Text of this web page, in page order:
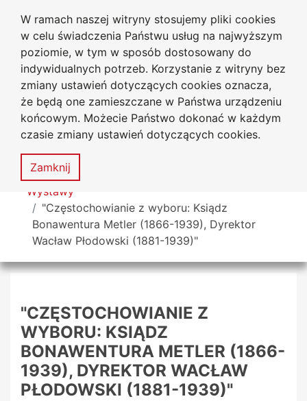
W ramach naszej witryny stosujemy pliki cookies
w celu świadczenia Państwu usług na najwyższym
poziomie, w tym w sposób dostosowany do
indywidualnych potrzeb. Korzystanie z witryny bez
zmiany ustawień dotyczących cookies oznacza,
że będą one zamieszczane w Państwa urządzeniu
końcowym. Możecie Państwo dokonać w każdym
czasie zmiany ustawień dotyczących cookies.
Zamknij
Przejdź do głównego menu
Przejdź do treści
Przejdź do wyszukiwarki
Przejdź do mapy serwisu
Biblioteka Uniwersytecka
Uniwersytetu Jana Długosza
w Częstochowie
Deklaracja
dostępności
Mapa
serwisu
MENU
Tutaj jesteś
Wystawy
"Częstochowianie z wyboru: Ksiądz
Bonawentura Metler (1866-1939), Dyrektor
Wacław Płodowski (1881-1939)"
"CZĘSTOCHOWIANIE Z
WYBORU: KSIĄDZ
BONAWENTURA METLER (1866-
1939), DYREKTOR WACŁAW
PŁODOWSKI (1881-1939)"